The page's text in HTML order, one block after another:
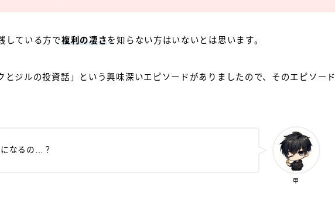
している方で複利の凄さを知らない方はいないとは思います。
とジルの投資話」という興味深いエピソードがありましたので、そのエピソード
甲
なるの…？